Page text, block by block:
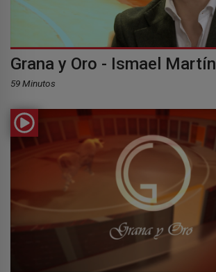
Grana y Oro - Ismael Martín
59 Minutos